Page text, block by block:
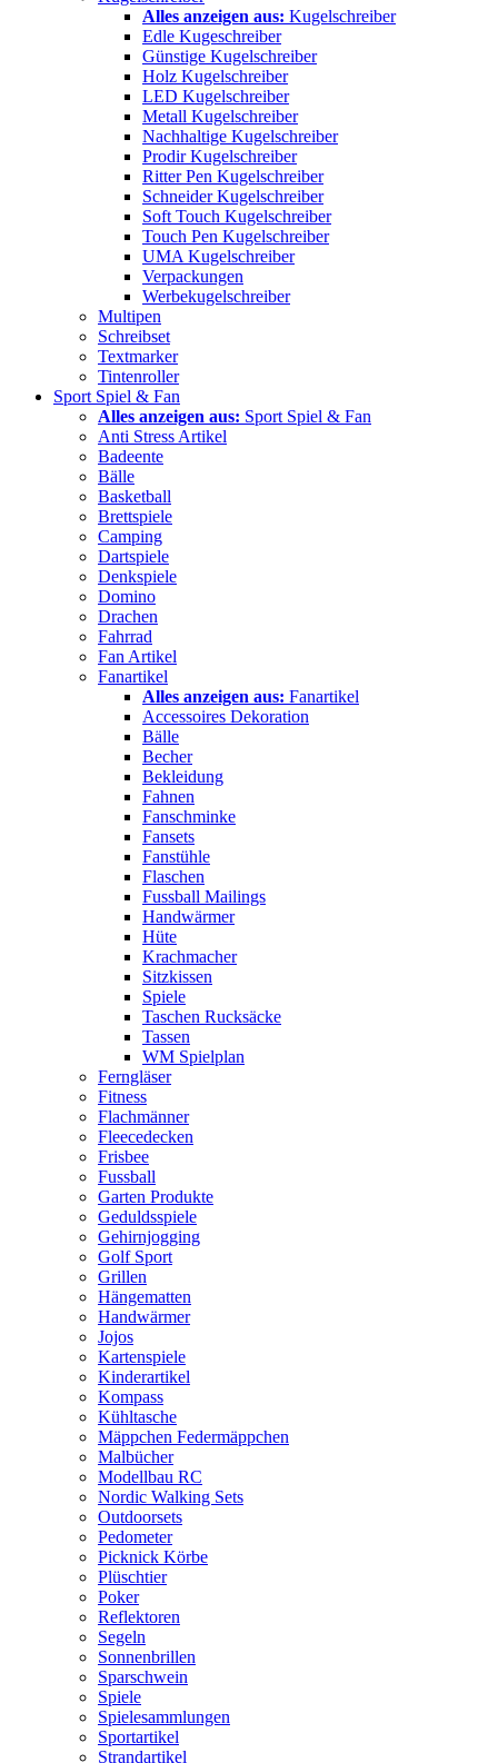
Alles anzeigen aus: Kugelschreiber
Edle Kugeschreiber
Günstige Kugelschreiber
Holz Kugelschreiber
LED Kugelschreiber
Metall Kugelschreiber
Nachhaltige Kugelschreiber
Prodir Kugelschreiber
Ritter Pen Kugelschreiber
Schneider Kugelschreiber
Soft Touch Kugelschreiber
Touch Pen Kugelschreiber
UMA Kugelschreiber
Verpackungen
Werbekugelschreiber
Multipen
Schreibset
Textmarker
Tintenroller
Sport Spiel & Fan
Alles anzeigen aus: Sport Spiel & Fan
Anti Stress Artikel
Badeente
Bälle
Basketball
Brettspiele
Camping
Dartspiele
Denkspiele
Domino
Drachen
Fahrrad
Fan Artikel
Fanartikel
Alles anzeigen aus: Fanartikel
Accessoires Dekoration
Bälle
Becher
Bekleidung
Fahnen
Fanschminke
Fansets
Fanstühle
Flaschen
Fussball Mailings
Handwärmer
Hüte
Krachmacher
Sitzkissen
Spiele
Taschen Rucksäcke
Tassen
WM Spielplan
Ferngläser
Fitness
Flachmänner
Fleecedecken
Frisbee
Fussball
Garten Produkte
Geduldsspiele
Gehirnjogging
Golf Sport
Grillen
Hängematten
Handwärmer
Jojos
Kartenspiele
Kinderartikel
Kompass
Kühltasche
Mäppchen Federmäppchen
Malbücher
Modellbau RC
Nordic Walking Sets
Outdoorsets
Pedometer
Picknick Körbe
Plüschtier
Poker
Reflektoren
Segeln
Sonnenbrillen
Sparschwein
Spiele
Spielesammlungen
Sportartikel
Strandartikel